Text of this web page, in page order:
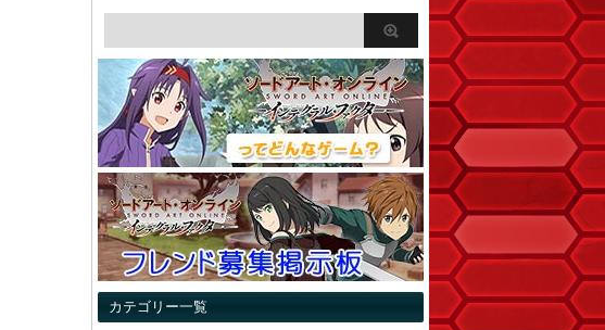
カテゴリー一覧